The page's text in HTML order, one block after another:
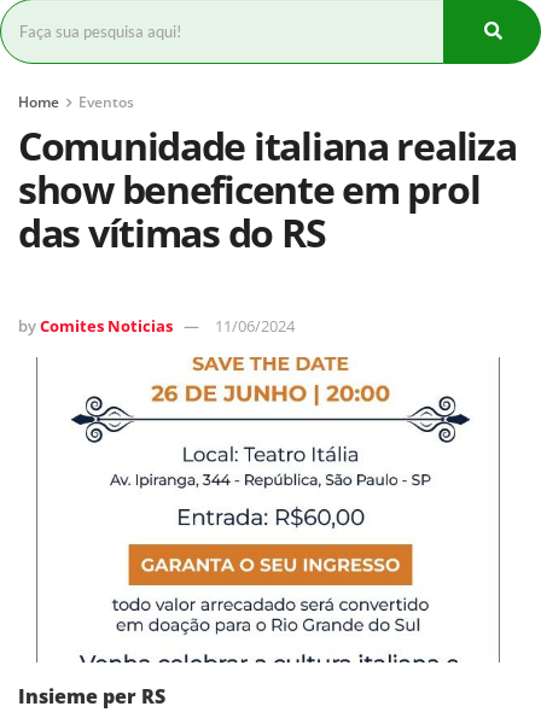
Home Eventos
Comunidade italiana realiza
show beneficente em prol
das vítimas do RS
byComites Noticias 11/06/2024
Insieme per RS